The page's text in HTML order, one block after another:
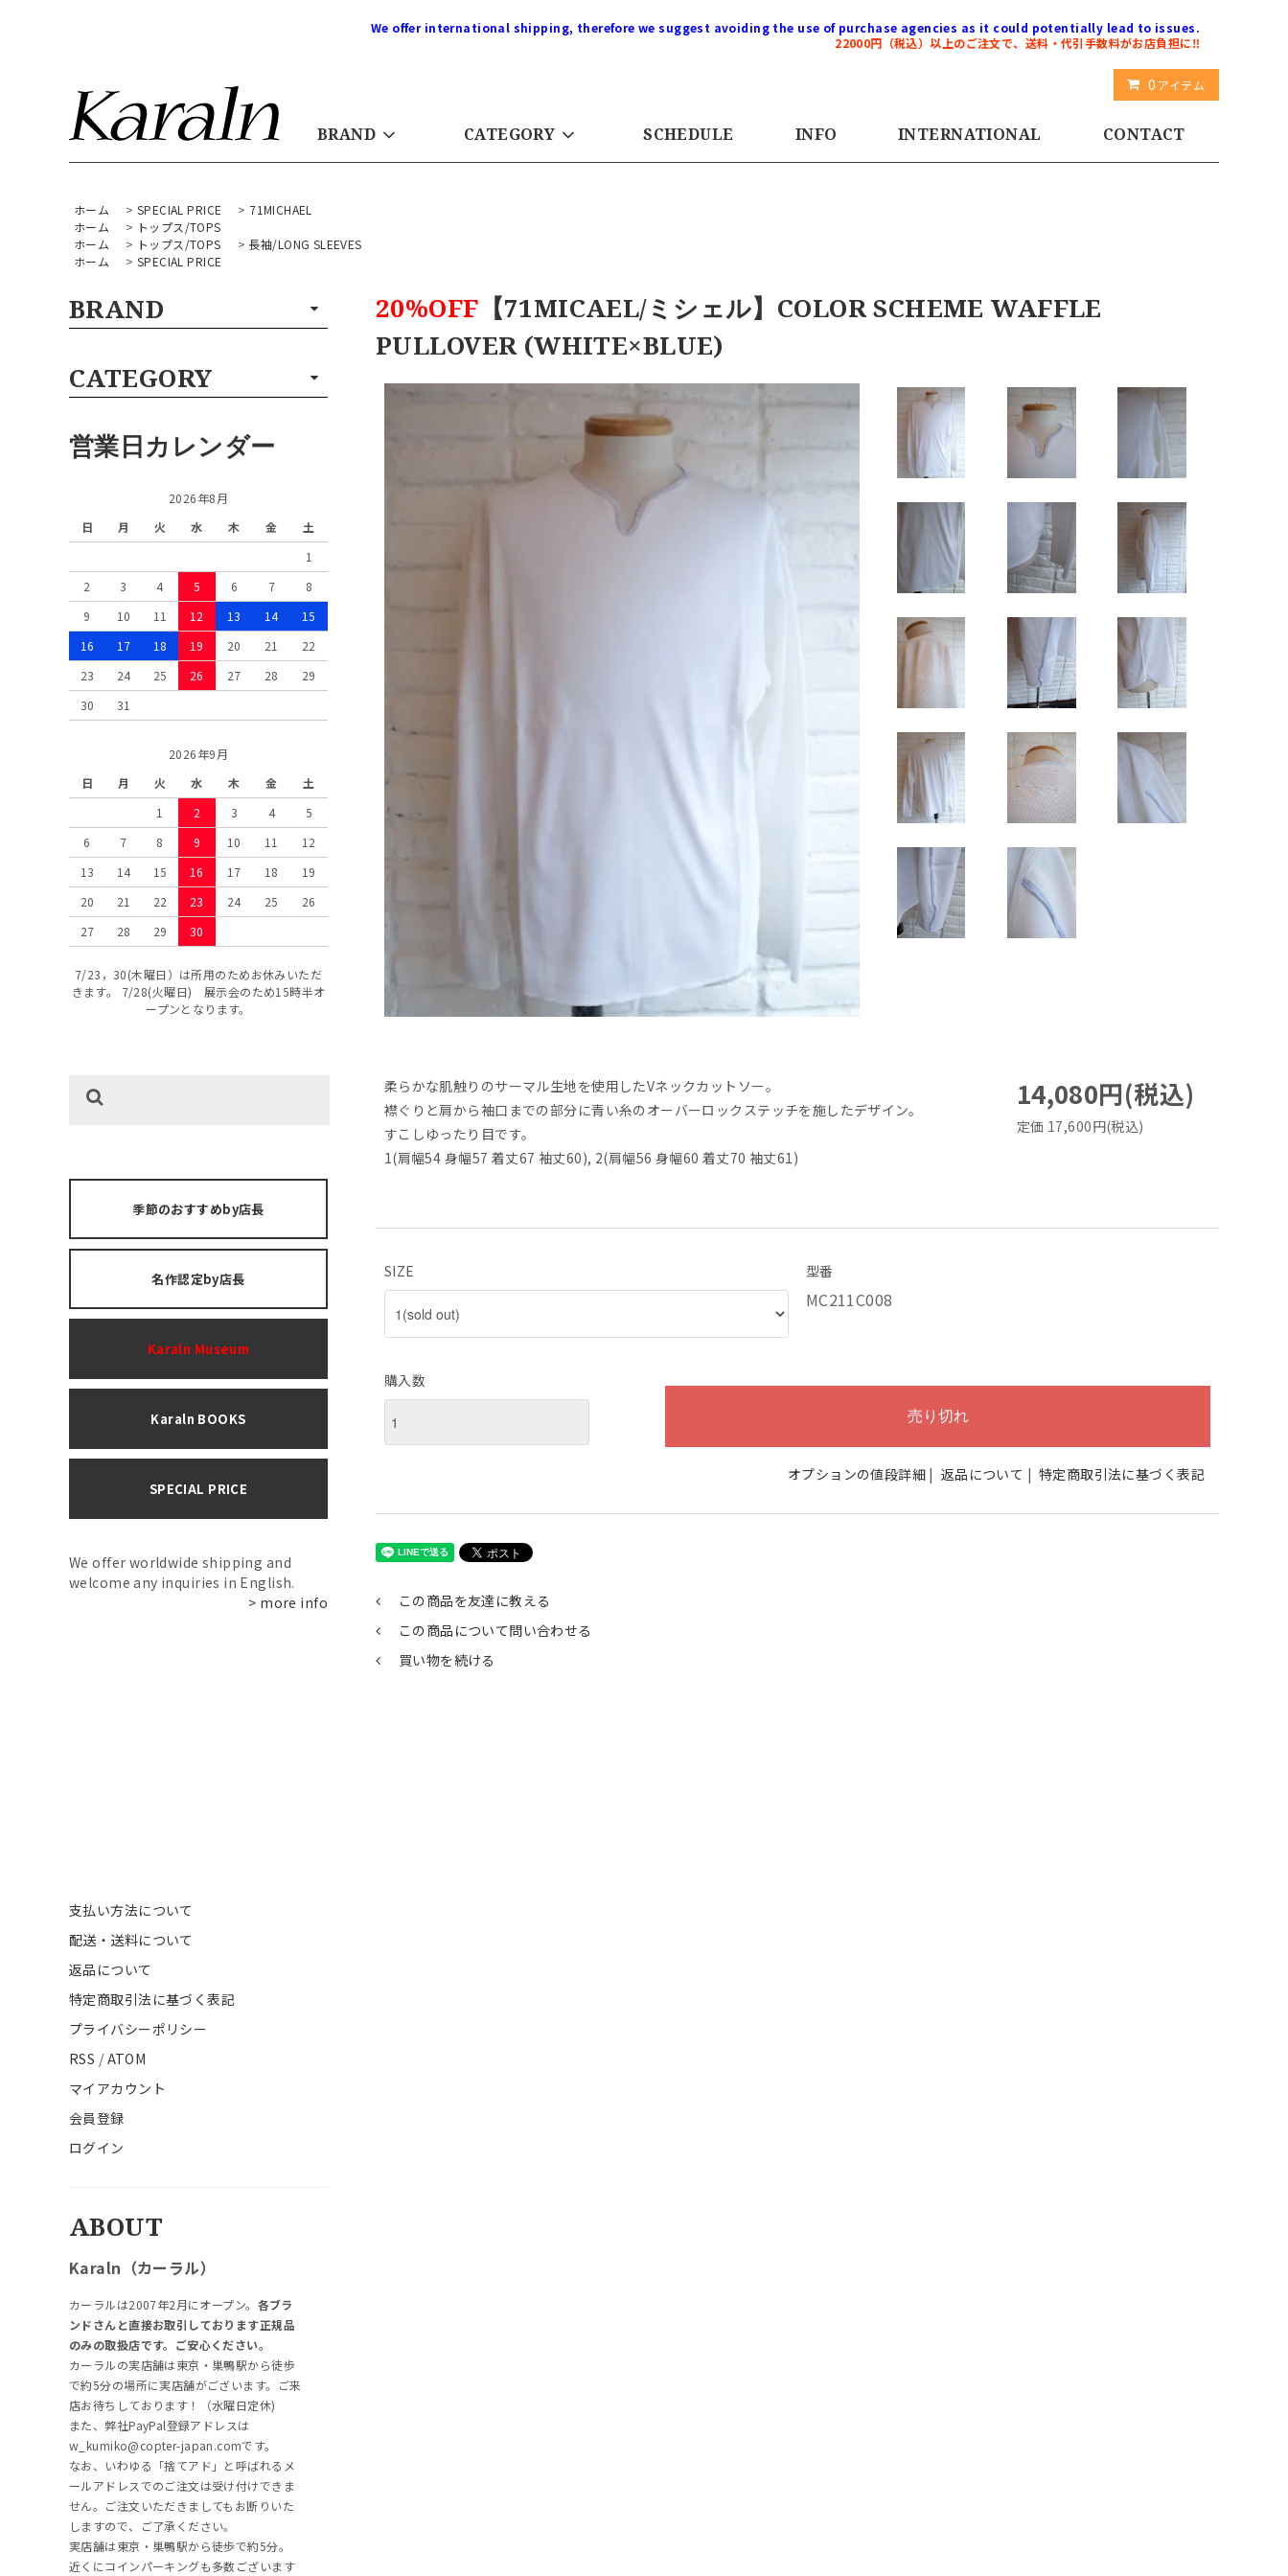
We offer international shipping, therefore we suggest avoiding the use of purchase agencies as it could potentially lead to issues.
22000円（税込）以上のご注文で、送料・代引手数料がお店負担に‼️
0 アイテム
BRAND CATEGORY SCHEDULE INFO INTERNATIONAL CONTACT
ホーム > SPECIAL PRICE > 71MICHAEL
ホーム
> トップス/TOPS
ホーム
> トップス/TOPS > 長袖/LONG SLEEVES
ホーム
> SPECIAL PRICE
BRAND
CATEGORY
営業日カレンダー
2026年8月
日
月 火 水 木 金
土
1
2
3 4 5 6 7
8
9
10 11 12 13 14
15
16
17 18 19 20 21
22
23
24 25 26 27 28
29
30
31
2026年9月
日
月 火 水 木 金
土
1
2 3 4
5
6
7 8 9 10 11
12
13
14 15 16 17 18
19
20
21 22 23 24 25
26
27
28 29 30
7/23，30(木曜日）は所用のためお休みいただ
きます。 7/28(火曜日) 展示会のため15時半オ
ープンとなります。
季節のおすすめby店長
名作認定by店長
Karaln Museum
Karaln BOOKS
SPECIAL PRICE
We offer worldwide shipping and
welcome any inquiries in English.
> more info
支払い方法について
配送・送料について
返品について
特定商取引法に基づく表記
プライバシーポリシー
RSS / ATOM
マイアカウント
会員登録
ログイン
ABOUT
Karaln（カーラル）
カーラルは2007年2月にオープン。 各ブラ
ンドさんと直接お取引しております正規品
のみの取扱店です。ご安心ください。
カーラルの実店舗は東京・巣鴨駅から徒歩
で約5分の場所に実店舗がございます。ご来
店お待ちしております！（水曜日定休)
また、弊社PayPal登録アドレスは
w_kumiko@copter-japan.comです。
なお、いわゆる「捨てアド」と呼ばれるメ
ールアドレスでのご注文は受け付けできま
せん。ご注文いただきましてもお断りいた
しますので、ご了承ください。
実店舗は東京・巣鴨駅から徒歩で約5分。
近くにコインパーキングも多数ございます
20%OFF 【71MICAEL/ミシェル】COLOR SCHEME WAFFLE
PULLOVER (WHITE×BLUE)
柔らかな肌触りのサーマル生地を使用したVネックカットソー。
襟ぐりと肩から袖口までの部分に青い糸のオーバーロックステッチを施したデザイン。
すこしゆったり目です。
1(肩幅54 身幅57 着丈67 袖丈60), 2(肩幅56 身幅60 着丈70 袖丈61)
14,080円(税込)
定価 17,600円(税込)
SIZE 型番
MC211C008
購入数
オプションの値段詳細 | 返品について | 特定商取引法に基づく表記
この商品を友達に教える
この商品について問い合わせる
買い物を続ける